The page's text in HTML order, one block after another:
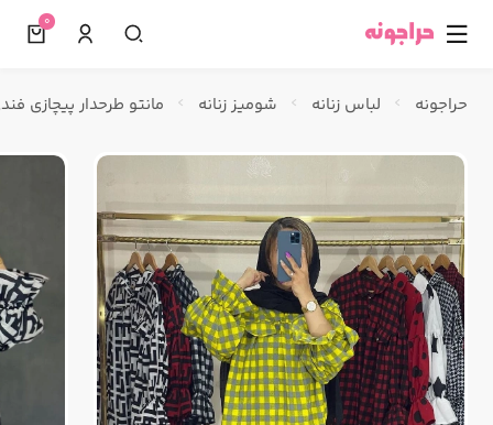
☰
0
حراجونه لباس زنانه شومیز زنانه مانتو طرحدار پیچازی